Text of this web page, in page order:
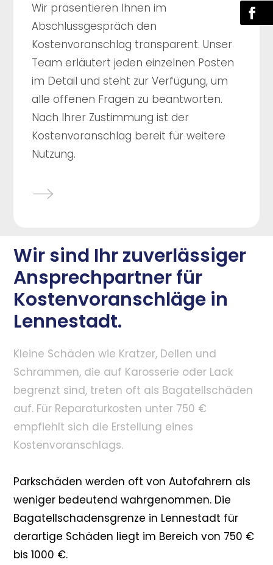
Wir präsentieren Ihnen im
Abschlussgespräch den
Kostenvoranschlag transparent. Unser
Team erläutert jeden einzelnen Posten
im Detail und steht zur Verfügung, um
alle offenen Fragen zu beantworten.
Nach Ihrer Zustimmung ist der
Kostenvoranschlag bereit für weitere
Nutzung.
Wir sind Ihr zuverlässiger
Ansprechpartner für
Kostenvoranschläge in
Lennestadt.
Kleine Schäden wie Kratzer, Dellen und
Schrammen, die auf Karosserie oder Lack
begrenzt sind, treten oft als Bagatellschäden
auf. Für Reparaturkosten unter 750 €
empfiehlt sich die Erstellung eines
Kostenvoranschlags.
Parkschäden werden oft von Autofahrern als
weniger bedeutend wahrgenommen. Die
Bagatellschadensgrenze in Lennestadt für
derartige Schäden liegt im Bereich von 750 €
bis 1000 €.